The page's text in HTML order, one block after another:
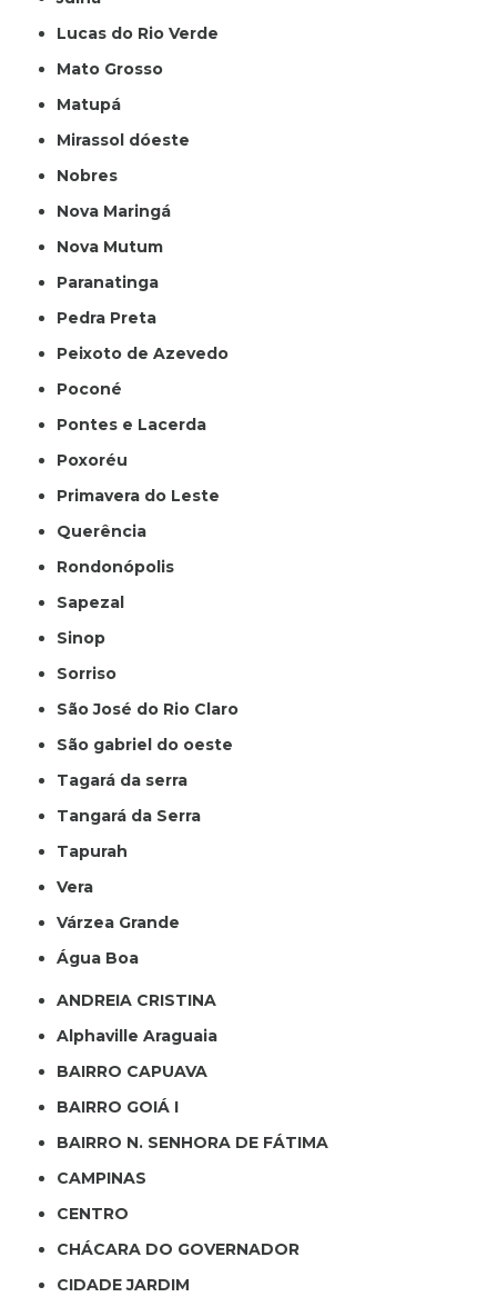
Lucas do Rio Verde
Mato Grosso
Matupá
Mirassol dóeste
Nobres
Nova Maringá
Nova Mutum
Paranatinga
Pedra Preta
Peixoto de Azevedo
Poconé
Pontes e Lacerda
Poxoréu
Primavera do Leste
Querência
Rondonópolis
Sapezal
Sinop
Sorriso
São José do Rio Claro
São gabriel do oeste
Tagará da serra
Tangará da Serra
Tapurah
Vera
Várzea Grande
Água Boa
ANDREIA CRISTINA
Alphaville Araguaia
BAIRRO CAPUAVA
BAIRRO GOIÁ I
BAIRRO N. SENHORA DE FÁTIMA
CAMPINAS
CENTRO
CHÁCARA DO GOVERNADOR
CIDADE JARDIM